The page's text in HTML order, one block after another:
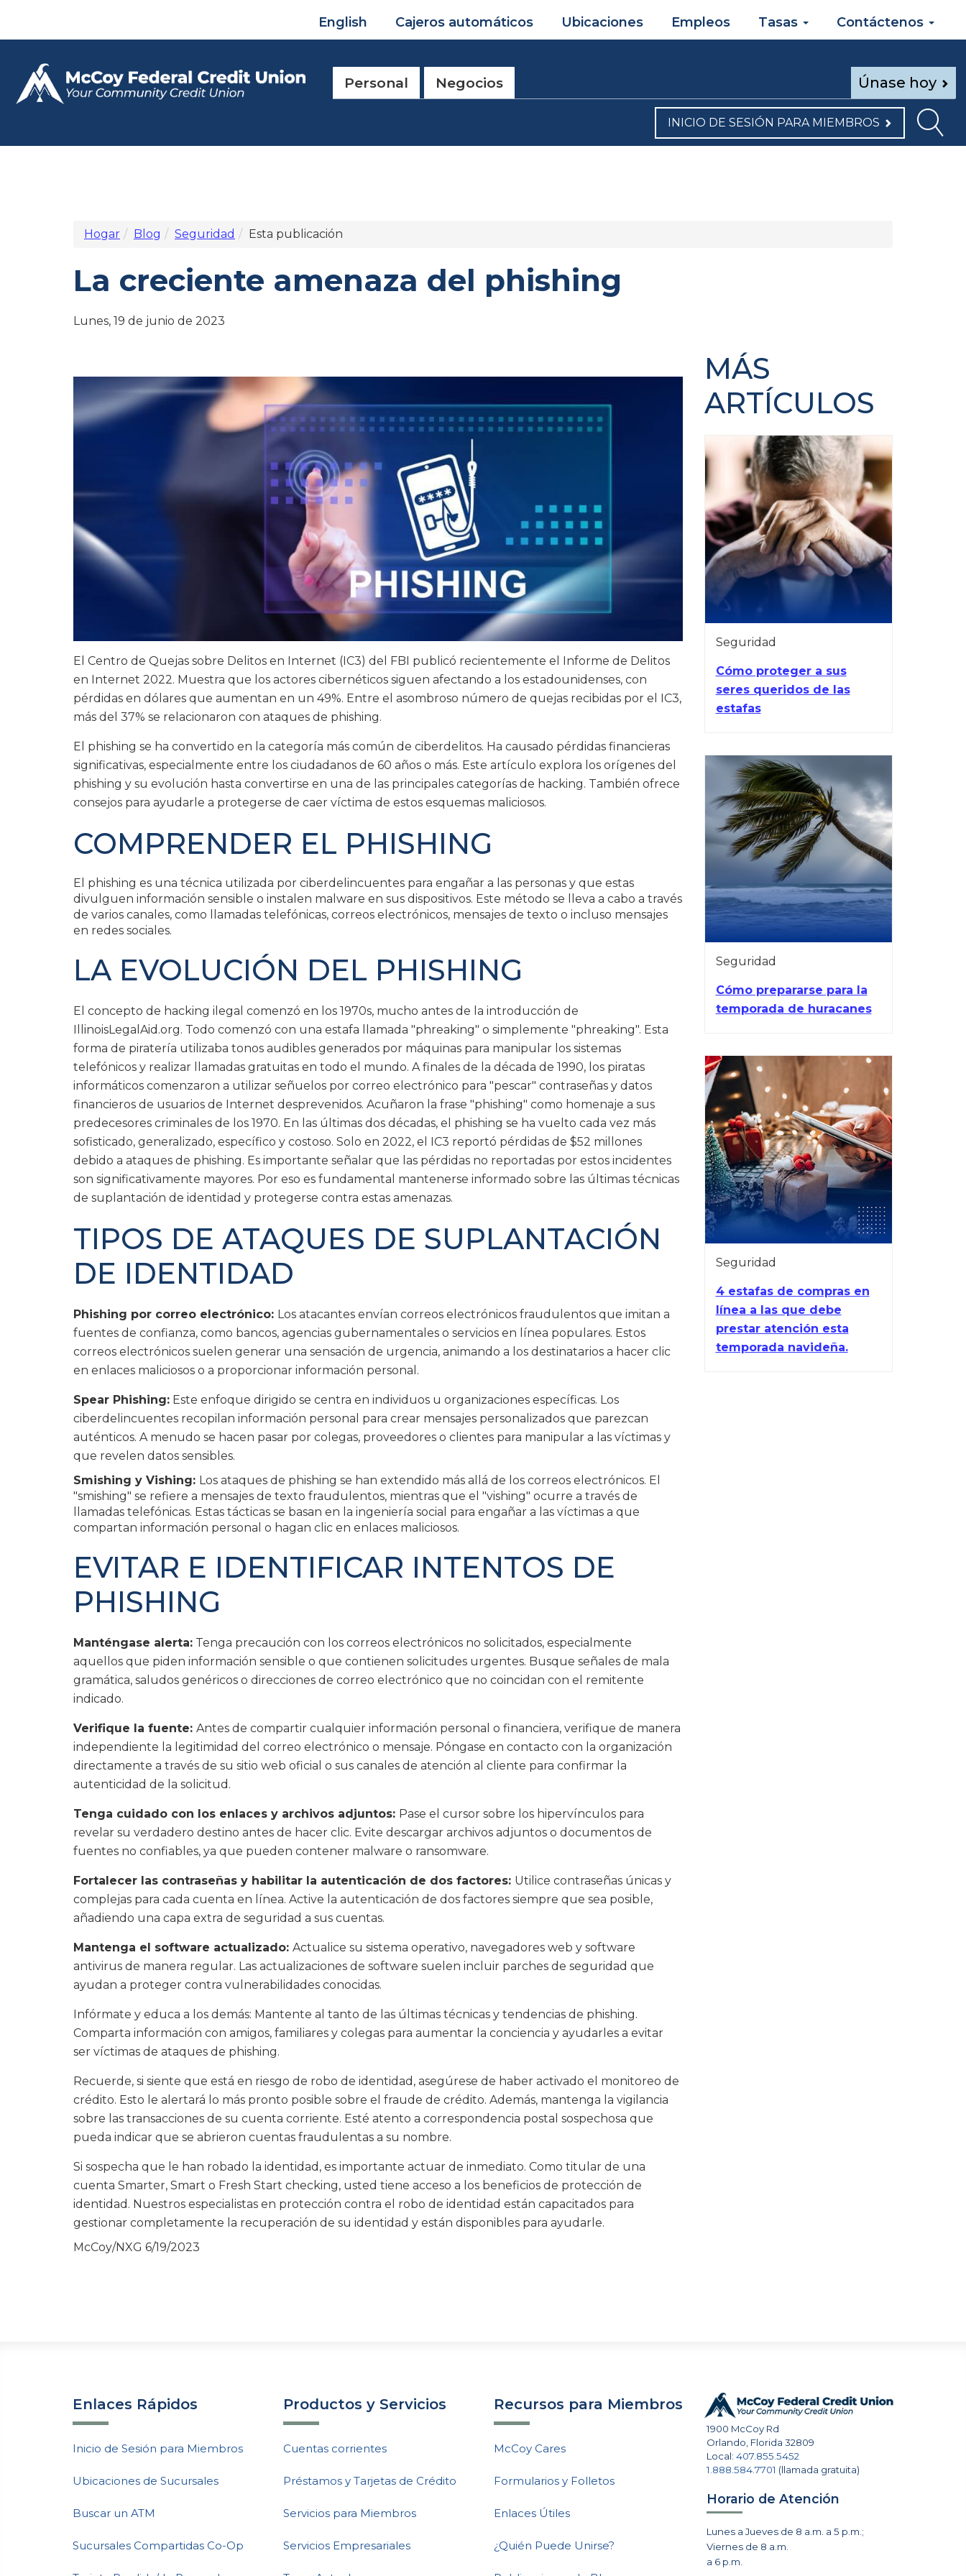
English Cajeros automáticos Ubicaciones Empleos Tasas Contáctenos
Únase hoy
Personal Negocios
INICIO DE SESIÓN PARA MIEMBROS
Hogar Blog Seguridad Esta publicación
La creciente amenaza del phishing
Lunes, 19 de junio de 2023
El Centro de Quejas sobre Delitos en Internet (IC3) del FBI publicó recientemente el Informe de Delitos
en Internet 2022. Muestra que los actores cibernéticos siguen afectando a los estadounidenses, con
pérdidas en dólares que aumentan en un 49%. Entre el asombroso número de quejas recibidas por el IC3,
más del 37% se relacionaron con ataques de phishing.
El phishing se ha convertido en la categoría más común de ciberdelitos. Ha causado pérdidas financieras
significativas, especialmente entre los ciudadanos de 60 años o más. Este artículo explora los orígenes del
phishing y su evolución hasta convertirse en una de las principales categorías de hacking. También ofrece
consejos para ayudarle a protegerse de caer víctima de estos esquemas maliciosos.
COMPRENDER EL PHISHING
El phishing es una técnica utilizada por ciberdelincuentes para engañar a las personas y que estas
divulguen información sensible o instalen malware en sus dispositivos. Este método se lleva a cabo a través
de varios canales, como llamadas telefónicas, correos electrónicos, mensajes de texto o incluso mensajes
en redes sociales.
LA EVOLUCIÓN DEL PHISHING
El concepto de hacking ilegal comenzó en los 1970s, mucho antes de la introducción de
IllinoisLegalAid.org. Todo comenzó con una estafa llamada "phreaking" o simplemente "phreaking". Esta
forma de piratería utilizaba tonos audibles generados por máquinas para manipular los sistemas
telefónicos y realizar llamadas gratuitas en todo el mundo. A finales de la década de 1990, los piratas
informáticos comenzaron a utilizar señuelos por correo electrónico para "pescar" contraseñas y datos
financieros de usuarios de Internet desprevenidos. Acuñaron la frase "phishing" como homenaje a sus
predecesores criminales de los 1970. En las últimas dos décadas, el phishing se ha vuelto cada vez más
sofisticado, generalizado, específico y costoso. Solo en 2022, el IC3 reportó pérdidas de $52 millones
debido a ataques de phishing. Es importante señalar que las pérdidas no reportadas por estos incidentes
son significativamente mayores. Por eso es fundamental mantenerse informado sobre las últimas técnicas
de suplantación de identidad y protegerse contra estas amenazas.
TIPOS DE ATAQUES DE SUPLANTACIÓN
DE IDENTIDAD
Phishing por correo electrónico: Los atacantes envían correos electrónicos fraudulentos que imitan a
fuentes de confianza, como bancos, agencias gubernamentales o servicios en línea populares. Estos
correos electrónicos suelen generar una sensación de urgencia, animando a los destinatarios a hacer clic
en enlaces maliciosos o a proporcionar información personal.
Spear Phishing: Este enfoque dirigido se centra en individuos u organizaciones específicas. Los
ciberdelincuentes recopilan información personal para crear mensajes personalizados que parezcan
auténticos. A menudo se hacen pasar por colegas, proveedores o clientes para manipular a las víctimas y
que revelen datos sensibles.
Smishing y Vishing: Los ataques de phishing se han extendido más allá de los correos electrónicos. El
"smishing" se refiere a mensajes de texto fraudulentos, mientras que el "vishing" ocurre a través de
llamadas telefónicas. Estas tácticas se basan en la ingeniería social para engañar a las víctimas a que
compartan información personal o hagan clic en enlaces maliciosos.
EVITAR E IDENTIFICAR INTENTOS DE
PHISHING
Manténgase alerta: Tenga precaución con los correos electrónicos no solicitados, especialmente
aquellos que piden información sensible o que contienen solicitudes urgentes. Busque señales de mala
gramática, saludos genéricos o direcciones de correo electrónico que no coincidan con el remitente
indicado.
Verifique la fuente: Antes de compartir cualquier información personal o financiera, verifique de manera
independiente la legitimidad del correo electrónico o mensaje. Póngase en contacto con la organización
directamente a través de su sitio web oficial o sus canales de atención al cliente para confirmar la
autenticidad de la solicitud.
Tenga cuidado con los enlaces y archivos adjuntos: Pase el cursor sobre los hipervínculos para
revelar su verdadero destino antes de hacer clic. Evite descargar archivos adjuntos o documentos de
fuentes no confiables, ya que pueden contener malware o ransomware.
Fortalecer las contraseñas y habilitar la autenticación de dos factores: Utilice contraseñas únicas y
complejas para cada cuenta en línea. Active la autenticación de dos factores siempre que sea posible,
añadiendo una capa extra de seguridad a sus cuentas.
Mantenga el software actualizado: Actualice su sistema operativo, navegadores web y software
antivirus de manera regular. Las actualizaciones de software suelen incluir parches de seguridad que
ayudan a proteger contra vulnerabilidades conocidas.
Infórmate y educa a los demás: Mantente al tanto de las últimas técnicas y tendencias de phishing.
Comparta información con amigos, familiares y colegas para aumentar la conciencia y ayudarles a evitar
ser víctimas de ataques de phishing.
Recuerde, si siente que está en riesgo de robo de identidad, asegúrese de haber activado el monitoreo de
crédito. Esto le alertará lo más pronto posible sobre el fraude de crédito. Además, mantenga la vigilancia
sobre las transacciones de su cuenta corriente. Esté atento a correspondencia postal sospechosa que
pueda indicar que se abrieron cuentas fraudulentas a su nombre.
Si sospecha que le han robado la identidad, es importante actuar de inmediato. Como titular de una
cuenta Smarter, Smart o Fresh Start checking, usted tiene acceso a los beneficios de protección de
identidad. Nuestros especialistas en protección contra el robo de identidad están capacitados para
gestionar completamente la recuperación de su identidad y están disponibles para ayudarle.
McCoy/NXG 6/19/2023
MÁS
ARTÍCULOS
Seguridad
Cómo proteger a sus
seres queridos de las
estafas
Seguridad
Cómo prepararse para la
temporada de huracanes
Seguridad
4 estafas de compras en
línea a las que debe
prestar atención esta
temporada navideña.
Enlaces Rápidos
Inicio de Sesión para Miembros
Ubicaciones de Sucursales
Buscar un ATM
Sucursales Compartidas Co-Op
Productos y Servicios
Cuentas corrientes
Préstamos y Tarjetas de Crédito
Servicios para Miembros
Servicios Empresariales
Recursos para Miembros
McCoy Cares
Formularios y Folletos
Enlaces Útiles
¿Quién Puede Unirse?
1900 McCoy Rd
Orlando, Florida 32809
Local:407.855.5452
1.888.584.7701 (llamada gratuita)
Horario de Atención
Lunes a Jueves de 8 a.m. a 5 p.m.;
Viernes de 8 a.m.
a 6 p.m.